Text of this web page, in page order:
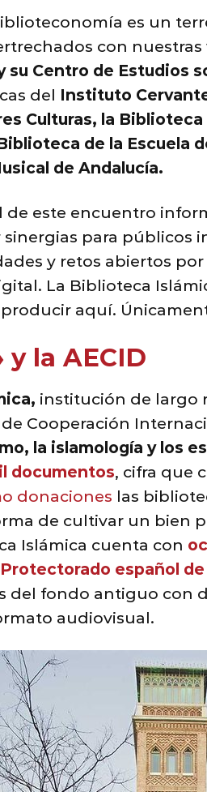
es un
con
su Centro de Estudios
del Instituto
Culturas, la
de la Escuela
de Andalucía.
de este encuentro
para públicos
y retos abiertos
La Biblioteca
aquí.
y la AECID
institución de largo
Cooperación
la islamología y los
documentos, cifra que
donaciones las
de cultivar un bien
Islámica cuenta con
Protectorado español
del fondo antiguo con
audiovisual.